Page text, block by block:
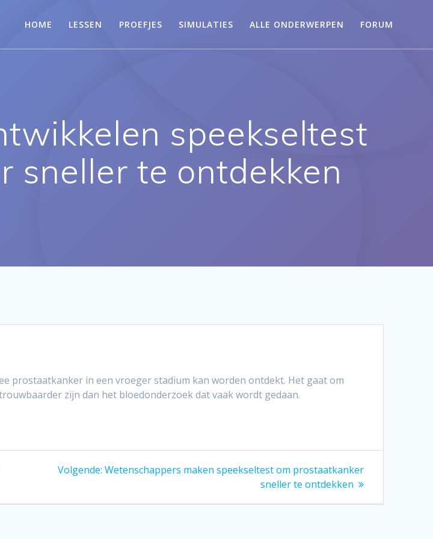
HOME LESSEN PROEFJES SIMULATIES ALLE ONDERWERPEN FORUM
speekseltest
sneller te ontdekken
prostaatkanker in een vroeger stadium kan worden ontdekt. Het gaat om
zijn dan het bloedonderzoek dat vaak wordt gedaan.
Volgende: Volgend
Wetenschappers maken speekseltest om prostaatkanker
sneller te ontdekken